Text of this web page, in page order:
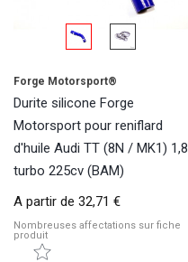
Forge Motorsport®
Durite silicone Forge
Motorsport pour reniflard
d'huile Audi TT (8N / MK1) 1,8
turbo 225cv (BAM)
A partir de 32,71 €
Nombreuses affectations sur fiche
produit